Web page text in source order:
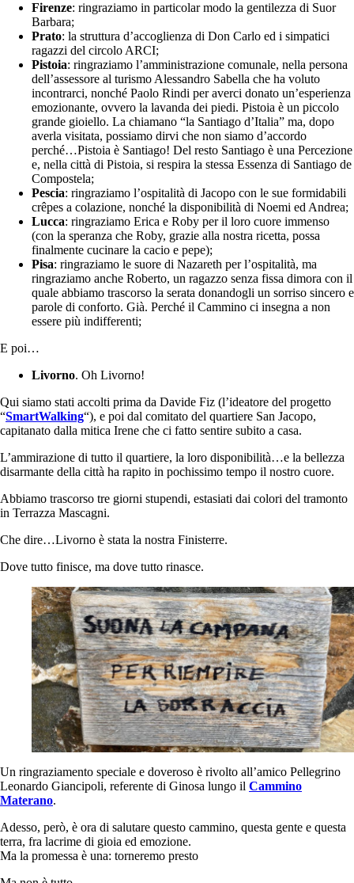
Firenze: ringraziamo in particolar modo la gentilezza di Suor
Barbara;
Prato: la struttura d’accoglienza di Don Carlo ed i simpatici
ragazzi del circolo ARCI;
Pistoia: ringraziamo l’amministrazione comunale, nella persona
dell’assessore al turismo Alessandro Sabella che ha voluto
incontrarci, nonché Paolo Rindi per averci donato un’esperienza
emozionante, ovvero la lavanda dei piedi. Pistoia è un piccolo
grande gioiello. La chiamano “la Santiago d’Italia” ma, dopo
averla visitata, possiamo dirvi che non siamo d’accordo
perché…Pistoia è Santiago! Del resto Santiago è una Percezione
e, nella città di Pistoia, si respira la stessa Essenza di Santiago de
Compostela;
Pescia: ringraziamo l’ospitalità di Jacopo con le sue formidabili
crêpes a colazione, nonché la disponibilità di Noemi ed Andrea;
Lucca: ringraziamo Erica e Roby per il loro cuore immenso
(con la speranza che Roby, grazie alla nostra ricetta, possa
finalmente cucinare la cacio e pepe);
Pisa: ringraziamo le suore di Nazareth per l’ospitalità, ma
ringraziamo anche Roberto, un ragazzo senza fissa dimora con il
quale abbiamo trascorso la serata donandogli un sorriso sincero e
parole di conforto. Già. Perché il Cammino ci insegna a non
essere più indifferenti;
E poi…
Livorno. Oh Livorno!
Qui siamo stati accolti prima da Davide Fiz (l’ideatore del progetto
“SmartWalking“), e poi dal comitato del quartiere San Jacopo,
capitanato dalla mitica Irene che ci fatto sentire subito a casa.
L’ammirazione di tutto il quartiere, la loro disponibilità…e la bellezza
disarmante della città ha rapito in pochissimo tempo il nostro cuore.
Abbiamo trascorso tre giorni stupendi, estasiati dai colori del tramonto
in Terrazza Mascagni.
Che dire…Livorno è stata la nostra Finisterre.
Dove tutto finisce, ma dove tutto rinasce.
Un ringraziamento speciale e doveroso è rivolto all’amico Pellegrino
Leonardo Giancipoli, referente di Ginosa lungo il Cammino
Materano.
Adesso, però, è ora di salutare questo cammino, questa gente e questa
terra, fra lacrime di gioia ed emozione.
Ma la promessa è una: torneremo presto